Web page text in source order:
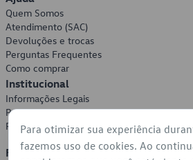
Quem Somos
Atendimento (SAC)
Devoluções e trocas
Perguntas Frequentes
Como comprar
Institucional
Informações Legais
Política de Privacidade
Política de Cookies
Formas de Pagamento
Para otimizar sua experiência
fazemos uso de cookies. Ao